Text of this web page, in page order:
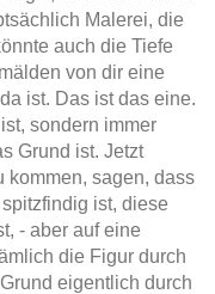
Malerei, die
auch die Tiefe
von dir eine
ist. Das ist das eine.
sondern immer
Grund ist. Jetzt
kommen, sagen, dass
ist, diese
- aber auf eine
die Figur durch
eigentlich durch